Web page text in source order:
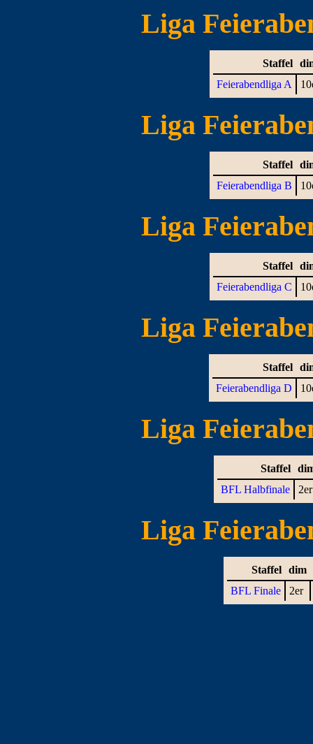
Liga
Staffel
Feierabendliga A
Liga
Staffel
Feierabendliga B
Liga
Staffel
Feierabendliga C
Liga
Staffel
Feierabendliga D
Liga
Staffel
BFL Halbfinale
2er
Liga
Staffel
dim
BFL Finale
2er